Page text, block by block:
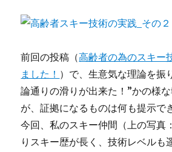
前回の投稿（高齢者の為のスキー
ました！ ）で、生意気な理論を振
論通りの滑りが出来た！”かの様
が、証拠になるものは何も提示で
今回、私のスキー仲間（上の写真
りスキー歴が長く、技術レベルも